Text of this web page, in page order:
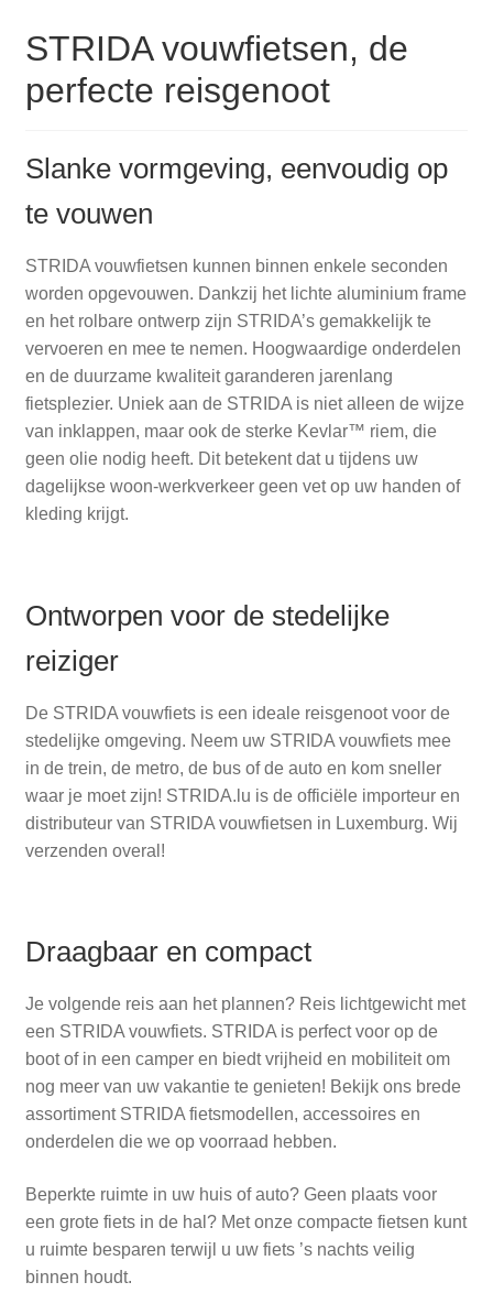
STRIDA vouwfietsen, de
perfecte reisgenoot
Slanke vormgeving, eenvoudig op
te vouwen
STRIDA vouwfietsen kunnen binnen enkele seconden
worden opgevouwen. Dankzij het lichte aluminium frame
en het rolbare ontwerp zijn STRIDA’s gemakkelijk te
vervoeren en mee te nemen. Hoogwaardige onderdelen
en de duurzame kwaliteit garanderen jarenlang
fietsplezier. Uniek aan de STRIDA is niet alleen de wijze
van inklappen, maar ook de sterke Kevlar™ riem, die
geen olie nodig heeft. Dit betekent dat u tijdens uw
dagelijkse woon-werkverkeer geen vet op uw handen of
kleding krijgt.
Ontworpen voor de stedelijke
reiziger
De STRIDA vouwfiets is een ideale reisgenoot voor de
stedelijke omgeving. Neem uw STRIDA vouwfiets mee
in de trein, de metro, de bus of de auto en kom sneller
waar je moet zijn! STRIDA.lu is de officiële importeur en
distributeur van STRIDA vouwfietsen in Luxemburg. Wij
verzenden overal!
Draagbaar en compact
Je volgende reis aan het plannen? Reis lichtgewicht met
een STRIDA vouwfiets. STRIDA is perfect voor op de
boot of in een camper en biedt vrijheid en mobiliteit om
nog meer van uw vakantie te genieten! Bekijk ons brede
assortiment STRIDA fietsmodellen, accessoires en
onderdelen die we op voorraad hebben.
Beperkte ruimte in uw huis of auto? Geen plaats voor
een grote fiets in de hal? Met onze compacte fietsen kunt
u ruimte besparen terwijl u uw fiets ’s nachts veilig
binnen houdt.